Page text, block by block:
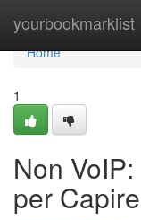
yourbookmarklist
Home
Home
1
Non
per